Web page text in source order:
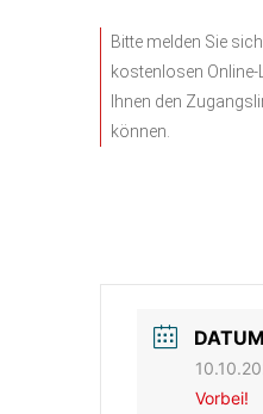
Bitte melden Sie
kostenlosen
Ihnen den
können
DATUM
Vorbei!